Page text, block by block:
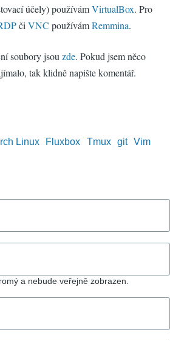
účely) používámVirtualBox. Pro
či VNC používámRemmina.
soubory jsou zde. Pokud jsem něco
tak klidně napište komentář.
Linux Fluxbox Tmux git
Vim
a nebude veřejně zobrazen.